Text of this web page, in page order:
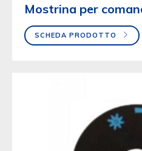
Mostrina per
SCHEDA PRODOTTO